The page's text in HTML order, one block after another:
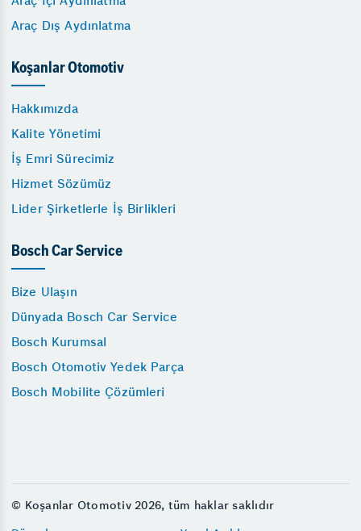
Araç Dış Aydınlatma
Koşanlar Otomotiv
Hakkımızda
Kalite Yönetimi
İş Emri Sürecimiz
Hizmet Sözümüz
Lider Şirketlerle İş Birlikleri
Bosch Car Service
Bize Ulaşın
Dünyada Bosch Car Service
Bosch Kurumsal
Bosch Otomotiv Yedek Parça
Bosch Mobilite Çözümleri
© Koşanlar Otomotiv 2026, tüm haklar saklıdır